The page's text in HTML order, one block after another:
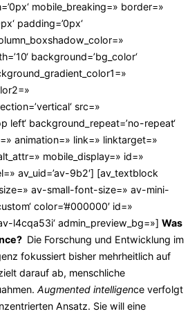
mobile_breaking=» border=»
padding=’0px‘
background=’bg_color‘
src=»
left‘ background_repeat=’no-repeat‘
animation=» link=» linktarget=»
mobile_display=» id=»
av_uid=’av-9b2′] [av_textblock
av-small-font-size=» av-mini-
color=’#000000′ id=»
l4cqa53i‘ admin_preview_bg=»] Was
Die Forschung und Entwicklung im
fokussiert bisher mehrheitlich auf
darauf ab, menschliche
Augmented intelligence verfolgt
Ansatz. Sie will eine